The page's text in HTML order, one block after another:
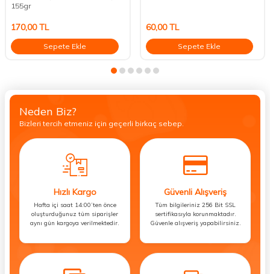
155gr
170,00TL
Sepete Ekle
60,00TL
Sepete Ekle
Neden Biz?
Bizleri tercih etmeniz için geçerli birkaç sebep.
Hızlı Kargo
Hafta içi saat 14:00’ten önce
oluşturduğunuz tüm siparişler
aynı gün kargoya verilmektedir.
Güvenli Alışveriş
Tüm bilgileriniz 256 Bit SSL
sertifikasıyla korunmaktadır.
Güvenle alışveriş yapabilirsiniz.